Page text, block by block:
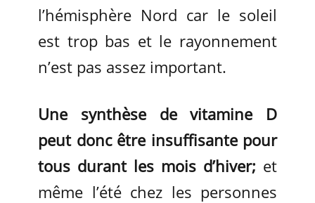
l’hémisphère Nord car le soleil
est trop bas et le rayonnement
n’est pas assez important.
Une synthèse de vitamine D
peut donc être insuffisante pour
tous durant les mois d’hiver; et
même l’été chez les personnes